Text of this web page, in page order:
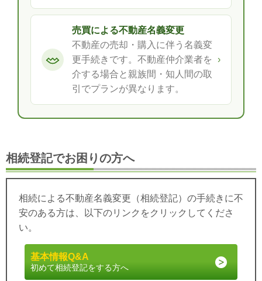
売買による不動産名義変更
不動産の売却・購入に伴う名義変
更手続きです。不動産仲介業者を
介する場合と親族間・知人間の取
引でプランが異なります。
›
相続登記でお困りの方へ
相続による不動産名義変更（相続登記）の手続きに不
安のある方は、以下のリンクをクリックしてくださ
い。
基本情報Q&A
初めて相続登記をする方へ